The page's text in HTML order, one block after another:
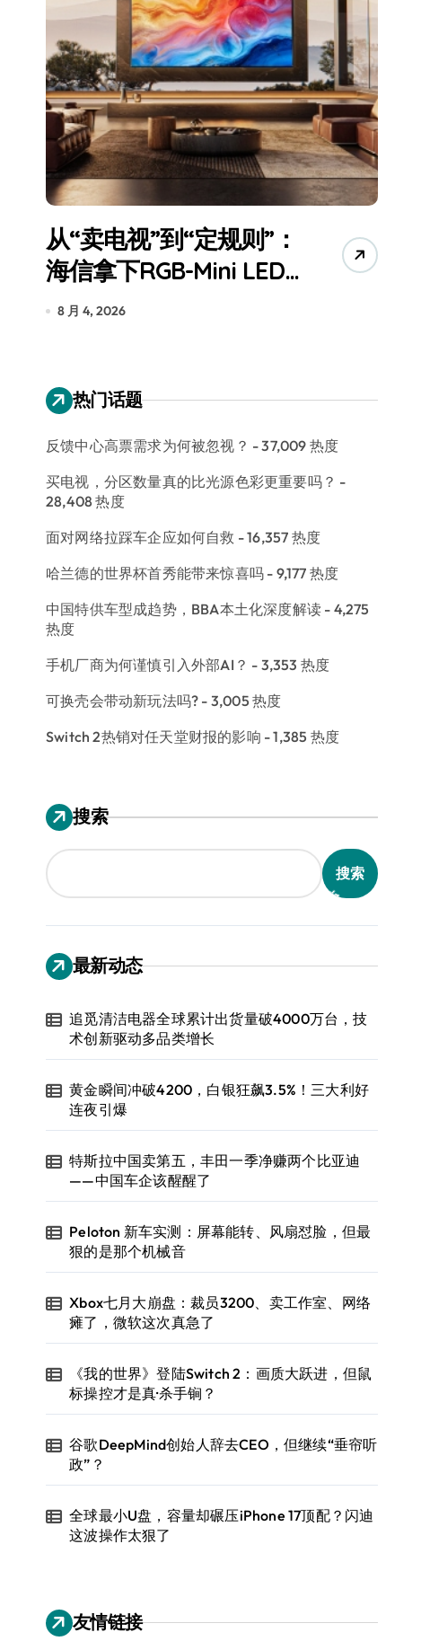
追觅、石头科技注意：你
们的扫地机已被美国认定
为“战略武器”
热门话题
反馈中心高票需求为何被忽视？ - 37,009 热度
买电视，分区数量真的比光源色彩更重要吗？ -
28,408 热度
面对网络拉踩车企应如何自救 - 16,357 热度
哈兰德的世界杯首秀能带来惊喜吗 - 9,177 热度
中国特供车型成趋势，BBA本土化深度解读 - 4,275
热度
手机厂商为何谨慎引入外部AI？ - 3,353 热度
可换壳会带动新玩法吗? - 3,005 热度
Switch 2热销对任天堂财报的影响 - 1,385 热度
搜索
搜索
最新动态
追觅清洁电器全球累计出货量破4000万台，技
术创新驱动多品类增长
黄金瞬间冲破4200，白银狂飙3.5%！三大利好
连夜引爆
特斯拉中国卖第五，丰田一季净赚两个比亚迪
——中国车企该醒醒了
Peloton 新车实测：屏幕能转、风扇怼脸，但最
狠的是那个机械音
Xbox七月大崩盘：裁员3200、卖工作室、网络
瘫了，微软这次真急了
《我的世界》登陆Switch 2：画质大跃进，但鼠
标操控才是真·杀手锏？
谷歌DeepMind创始人辞去CEO，但继续“垂帘听
政”？
全球最小U盘，容量却碾压iPhone 17顶配？闪迪
这波操作太狠了
友情链接